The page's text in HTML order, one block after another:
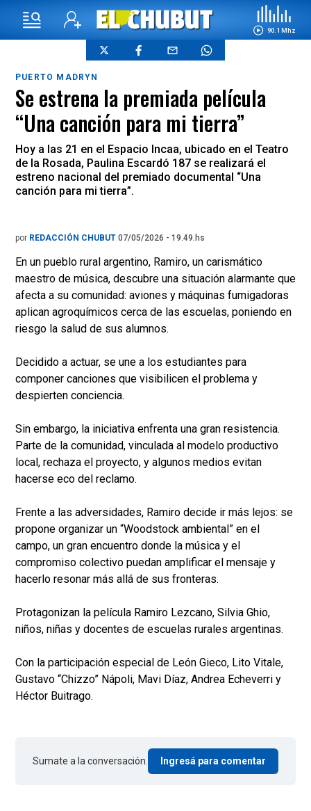
90.1 Mhz
PUERTO MADRYN
Se estrena la premiada película
“Una canción para mi tierra”
Hoy a las 21 en el Espacio Incaa, ubicado en el Teatro
de la Rosada, Paulina Escardó 187 se realizará el
estreno nacional del premiado documental “Una
canción para mi tierra”.
por REDACCIÓN CHUBUT 07/05/2026 - 19.49.hs
En un pueblo rural argentino, Ramiro, un carismático
maestro de música, descubre una situación alarmante que
afecta a su comunidad: aviones y máquinas fumigadoras
aplican agroquímicos cerca de las escuelas, poniendo en
riesgo la salud de sus alumnos.
Decidido a actuar, se une a los estudiantes para
componer canciones que visibilicen el problema y
despierten conciencia.
Sin embargo, la iniciativa enfrenta una gran resistencia.
Parte de la comunidad, vinculada al modelo productivo
local, rechaza el proyecto, y algunos medios evitan
hacerse eco del reclamo.
Frente a las adversidades, Ramiro decide ir más lejos: se
propone organizar un “Woodstock ambiental” en el
campo, un gran encuentro donde la música y el
compromiso colectivo puedan amplificar el mensaje y
hacerlo resonar más allá de sus fronteras.
Protagonizan la película Ramiro Lezcano, Silvia Ghio,
niños, niñas y docentes de escuelas rurales argentinas.
Con la participación especial de León Gieco, Lito Vitale,
Gustavo “Chizzo” Nápoli, Mavi Díaz, Andrea Echeverri y
Héctor Buitrago.
Sumate a la conversación. Ingresá para comentar